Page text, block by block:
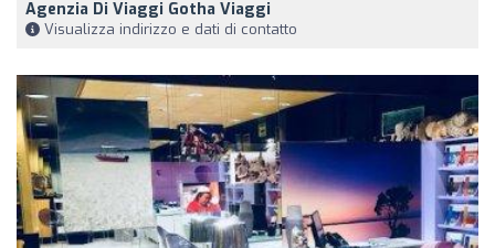
Agenzia Di Viaggi Gotha Viaggi
Visualizza indirizzo e dati di contatto